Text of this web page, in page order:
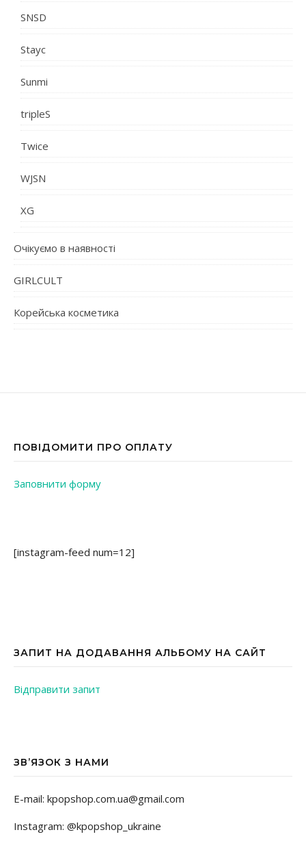
SNSD
Stayc
Sunmi
tripleS
Twice
WJSN
XG
Очікуємо в наявності
GIRLCULT
Корейська косметика
ПОВІДОМИТИ ПРО ОПЛАТУ
Заповнити форму
[instagram-feed num=12]
ЗАПИТ НА ДОДАВАННЯ АЛЬБОМУ НА САЙТ
Відправити запит
ЗВ’ЯЗОК З НАМИ
E-mail: kpopshop.com.ua@gmail.com
Instagram: @kpopshop_ukraine